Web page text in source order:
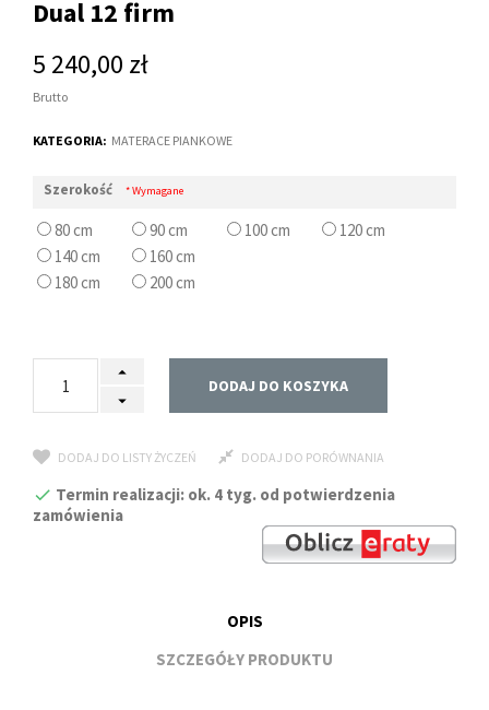
Dual 12 firm
5 240,00 zł
Brutto
KATEGORIA: MATERACE PIANKOWE
Szerokość * Wymagane
80 cm 90 cm 100 cm
120 cm
140 cm
160 cm
180 cm
200 cm
DODAJ DO KOSZYKA
DODAJ DO LISTY ŻYCZEŃ DODAJ DO PORÓWNANIA
Termin realizacji: ok. 4 tyg. od potwierdzenia
zamówienia
OPIS
SZCZEGÓŁY PRODUKTU